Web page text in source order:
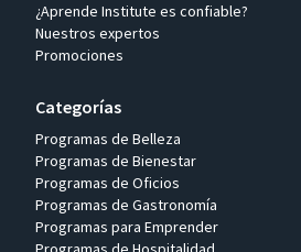
¿Aprende Institute es confiable?
Nuestros expertos
Promociones
Categorías
Programas de Belleza
Programas de Bienestar
Programas de Oficios
Programas de Gastronomía
Programas para Emprender